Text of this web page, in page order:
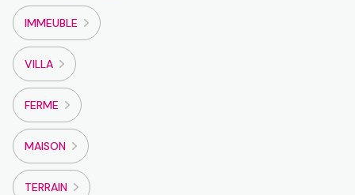
IMMEUBLE
VILLA
FERME
MAISON
TERRAIN